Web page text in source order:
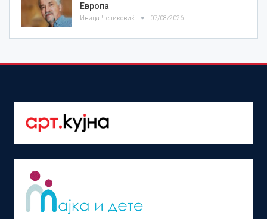
Европа
Ивица Челиковиќ 07/08/2026